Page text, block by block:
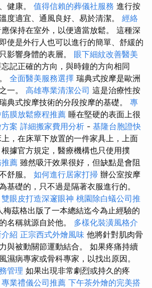
健康。 值得信賴的葬儀社服務 進行按
度適宜、通風良好、易於清潔。 經絡
保持在室外，以便適當放鬆。 這種深
使是外行人也可以進行的簡單、舒緩的
影響身體的表層。 眼下細紋改善醫美
記正確的方向，與時鐘的方向相同
全面醫美服務選擇 瑞典式按摩是歐洲
一。 高雄專業清潔公司 這是治療性按
典式按摩技術的分段按摩的基礎。 專
筋膜放鬆療程推薦 睡在堅硬的表面上很
案 詳細搬家費用分析 - 基隆台胞證快
，在床單下放置的一件家具上，上面
據官方規定，醫療機構也只使用撲
薦 雖然吸汗效果很好，但缺點是會阻
舒服。 如何進行居家打掃 辦公室按摩
基礎的，只不過是隔著衣服進行的。
雙眼皮打造深邃眼神 桃園除白蟻公司推
梅茲格出版了一本總結迄今為止經驗的
名稱就源自於他。 多樣化裝潢風格介
紹 正宗西式外燴風味 他將針對肌肉骨
與被動關節運動結合。 如果疼痛持續
濕病專家或骨科專家，以找出原因。
管理 如果出現非常劇烈或持久的疼
專業禮儀公司推薦 下午茶外燴的完美搭